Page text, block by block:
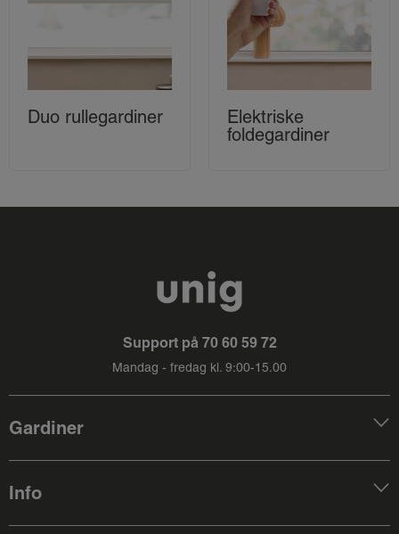
Duo rullegardiner
Elektriske
foldegardiner
Support på 70 60 59 72
Mandag - fredag kl. 9:00-15.00
Gardiner
Info